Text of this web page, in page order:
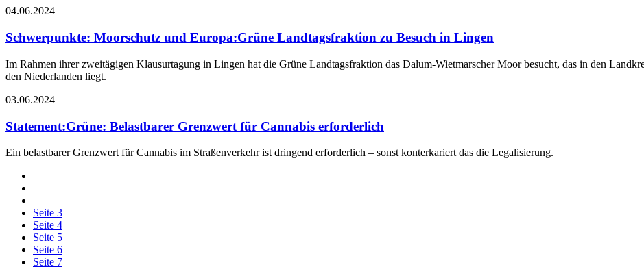
04.06.2024
Schwerpunkte: Moorschutz und Europa:Grüne Landtagsfraktion zu Besuch in Lingen
Im Rahmen ihrer zweitägigen Klausurtagung in Lingen hat die Grüne Landtagsfraktion das Dalum-Wietmarscher Moor besucht, das in den
den Niederlanden liegt.
03.06.2024
Statement:Grüne: Belastbarer Grenzwert für Cannabis erforderlich
Ein belastbarer Grenzwert für Cannabis im Straßenverkehr ist dringend erforderlich – sonst konterkariert das die Legalisierung.
Seite 3
Seite 4
Seite 5
Seite 6
Seite 7